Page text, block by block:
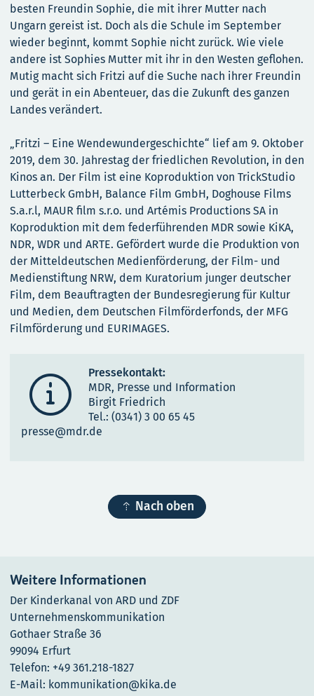
besten Freundin Sophie, die mit ihrer Mutter nach
Ungarn gereist ist. Doch als die Schule im September
wieder beginnt, kommt Sophie nicht zurück. Wie viele
andere ist Sophies Mutter mit ihr in den Westen geflohen.
Mutig macht sich Fritzi auf die Suche nach ihrer Freundin
und gerät in ein Abenteuer, das die Zukunft des ganzen
Landes verändert.
„Fritzi – Eine Wendewundergeschichte“ lief am 9. Oktober
2019, dem 30. Jahrestag der friedlichen Revolution, in den
Kinos an. Der Film ist eine Koproduktion von TrickStudio
Lutterbeck GmbH, Balance Film GmbH, Doghouse Films
S.a.r.l, MAUR film s.r.o. und Artémis Productions SA in
Koproduktion mit dem federführenden MDR sowie KiKA,
NDR, WDR und ARTE. Gefördert wurde die Produktion von
der Mitteldeutschen Medienförderung, der Film- und
Medienstiftung NRW, dem Kuratorium junger deutscher
Film, dem Beauftragten der Bundesregierung für Kultur
und Medien, dem Deutschen Filmförderfonds, der MFG
Filmförderung und EURIMAGES.

Pressekontakt:
MDR, Presse und Information
Birgit Friedrich
Tel.: (0341) 3 00 65 45
presse@mdr.de
 Nach oben
Weitere Informationen
Der Kinderkanal von ARD und ZDF
Unternehmenskommunikation
Gothaer Straße 36
99094 Erfurt
Telefon: +49 361.218-1827
E-Mail: kommunikation@kika.de